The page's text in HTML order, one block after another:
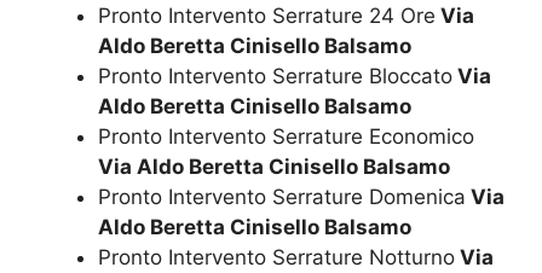
Pronto Intervento Serrature 24 Ore Via
Aldo Beretta Cinisello Balsamo
Pronto Intervento Serrature Bloccato Via
Aldo Beretta Cinisello Balsamo
Pronto Intervento Serrature Economico
Via Aldo Beretta Cinisello Balsamo
Pronto Intervento Serrature Domenica Via
Aldo Beretta Cinisello Balsamo
Pronto Intervento Serrature Notturno Via